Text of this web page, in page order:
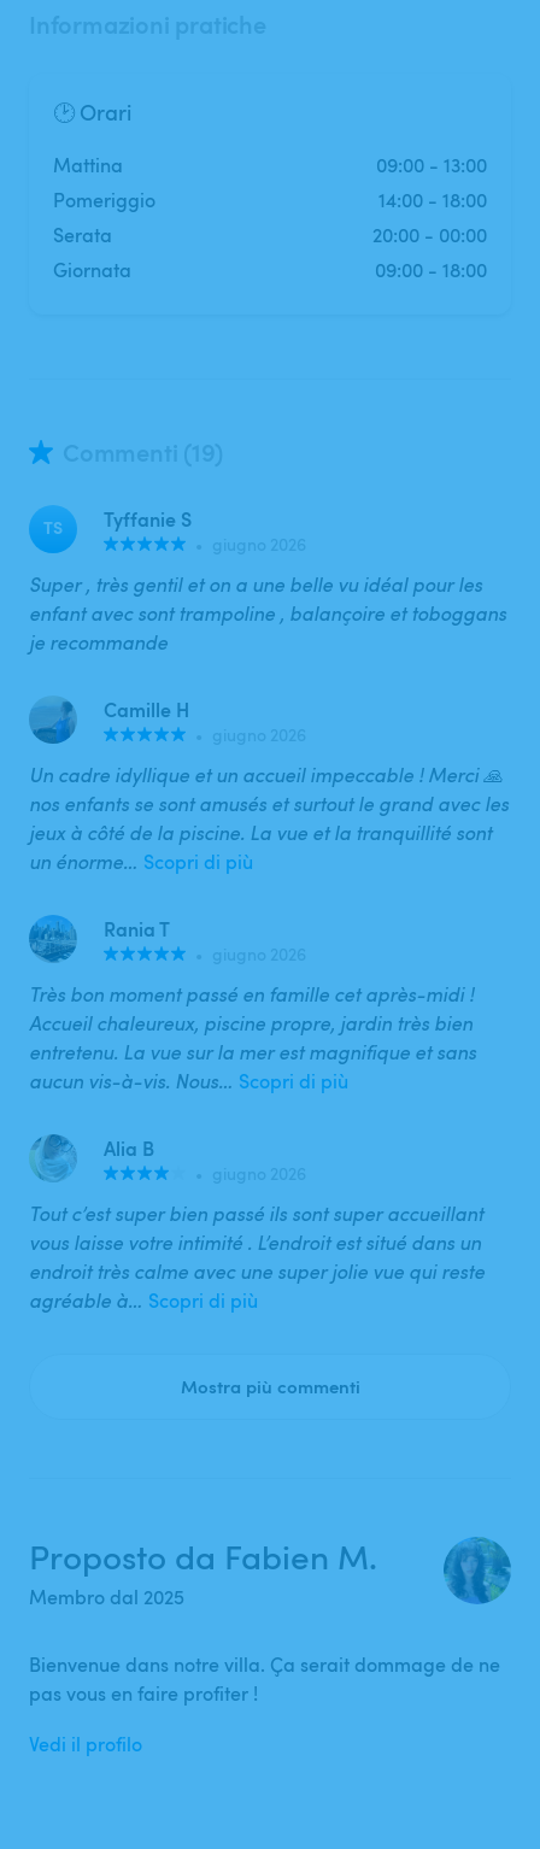
🕑 Orari
mattina 09:00 - 13:00
pomeriggio
14:00 - 18:00
serata
20:00 - 00:00
Giornata
09:00 - 18:00
TS Tyffanie S
Super , très gentil et on a une belle vu idéal pour les
enfant avec sont trampoline , balançoire et toboggans
je recommande
Camille H
Un cadre idyllique et un accueil impeccable ! Merci 🙏
nos enfants se sont amusés et surtout le grand avec les
jeux à côté de la piscine. La vue et la tranquillité sont
un énorme… Scopri di più
Rania T
Très bon moment passé en famille cet après-midi !
Accueil chaleureux, piscine propre, jardin très bien
entretenu. La vue sur la mer est magnifique et sans
aucun vis-à-vis. Nous… Scopri di più
Alia B
Tout c’est super bien passé ils sont super accueillant
vous laisse votre intimité . L’endroit est situé dans un
endroit très calme avec une super jolie vue qui reste
agréable à… Scopri di più
Mostra più commenti
Proposto da Fabien M.
Membro dal 2025
Bienvenue dans notre villa. Ça serait dommage de ne
pas vous en faire profiter !
Vedi il profilo